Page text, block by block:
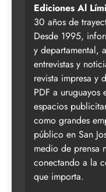
Ediciones Al
30 años de
Desde 1995,
y departamental,
entrevistas y
revista impresa y
PDF a
espacios
como grandes
público en San
medio de prensa
conectando a la
que importa.